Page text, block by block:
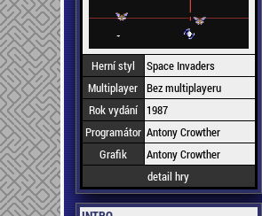
Herní styl
Space Invaders
Multiplayer Bez multiplayeru
Rok vydání
1987
Programátor Antony Crowther
Grafik
Antony Crowther
detail hry